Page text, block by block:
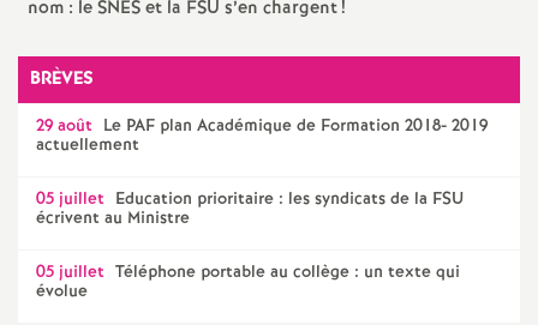
c
o
d
nom : leSNESet la FSU s’en chargent!
BRÈVES
29 août Le PAF plan Académique de Formation 2018- 2019
actuellement
05 juillet Education prioritaire : les syndicats de la FSU
écrivent au Ministre
05 juillet Téléphone portable au collège : un texte qui
évolue